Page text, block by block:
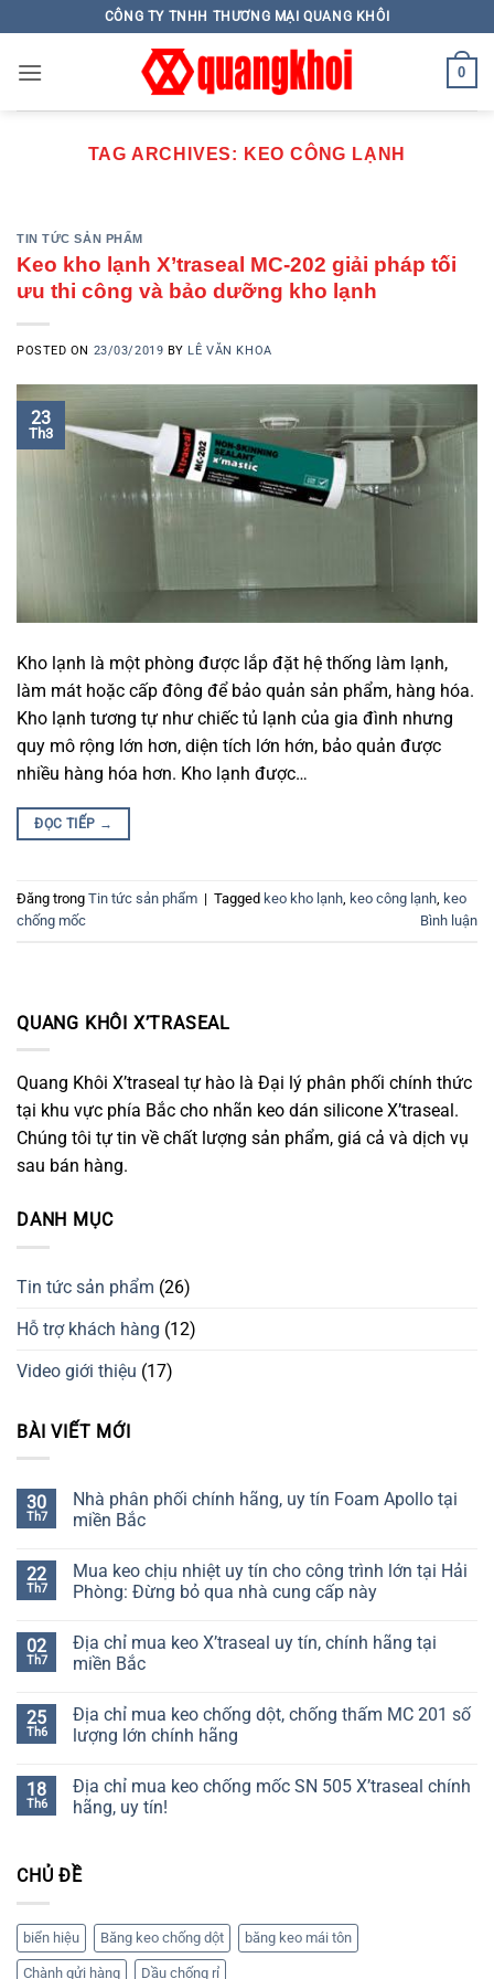
to
content
CÔNG TY TNHH THƯƠNG MẠI QUANG KHÔI
0
TAG ARCHIVES: KEO CÔNG LẠNH
TIN TỨC SẢN PHẨM
Keo kho lạnh X’traseal MC-202 giải pháp tối
ưu thi công và bảo dưỡng kho lạnh
POSTED ON 23/03/2019 BY LÊ VĂN KHOA
23
Th3
Kho lạnh là một phòng được lắp đặt hệ thống làm lạnh,
làm mát hoặc cấp đông để bảo quản sản phẩm, hàng hóa.
Kho lạnh tương tự như chiếc tủ lạnh của gia đình nhưng
quy mô rộng lớn hơn, diện tích lớn hớn, bảo quản được
nhiều hàng hóa hơn. Kho lạnh được…
ĐỌC TIẾP →
Đăng trong Tin tức sản phẩm | Tagged keo kho lạnh, keo công lạnh, keo
chống mốc
Bình luận
QUANG KHÔI X’TRASEAL
Quang Khôi X’traseal tự hào là Đại lý phân phối chính thức
tại khu vực phía Bắc cho nhãn keo dán silicone X’traseal.
Chúng tôi tự tin về chất lượng sản phẩm, giá cả và dịch vụ
sau bán hàng.
DANH MỤC
Tin tức sản phẩm (26)
Hỗ trợ khách hàng (12)
Video giới thiệu (17)
BÀI VIẾT MỚI
30
Th7
Nhà phân phối chính hãng, uy tín Foam Apollo tại
miền Bắc
bình
luận
ở
phối
chính
hãng,
Foam
Apollo
tại
22
Th7
Mua keo chịu nhiệt uy tín cho công trình lớn tại Hải
Phòng: Đừng bỏ qua nhà cung cấp này
bình
luận
ở
chịu
nhiệt
uy
công
trình
lớn
Đừng
cung
cấp
này
02
Th7
Địa chỉ mua keo X’traseal uy tín, chính hãng tại
miền Bắc
bình
luận
ở
mua
keo
X’traseal
hãng
25
Th6
Địa chỉ mua keo chống dột, chống thấm MC 201 số
lượng lớn chính hãng
bình
luận
ở
keo
thấm
MC
201
số
18
Th6
Địa chỉ mua keo chống mốc SN 505 X’traseal chính
hãng, uy tín!
luận
mua
keo
chống
mốc
CHỦ ĐỀ
biển hiệu Băng keo chống dột băng keo mái tôn
Chành gửi hàng Dầu chống rỉ